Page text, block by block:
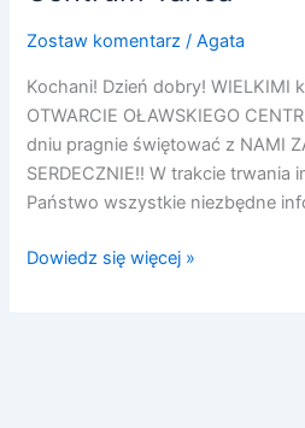
Zostaw komentarz /Agata
Kochani! Dzień dobry! WIELKIMI
OTWARCIE OŁAWSKIEGO
dniu pragnie świętować z NAMI
SERDECZNIE!! W trakcie trwania
Państwo wszystkie niezbędne
Dowiedz się więcej »